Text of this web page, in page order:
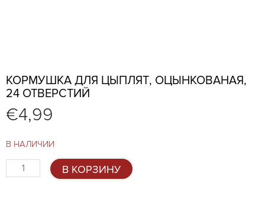
КОРМУШКА ДЛЯ ЦЫПЛЯТ, ОЦЫНКОВАНАЯ,
24 ОТВЕРСТИЙ
€4,99
В НАЛИЧИИ
Количество
товара
В КОРЗИНУ